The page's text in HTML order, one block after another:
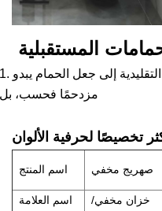
المستقبلية
1. لا تؤدي خزانات المياه والمراحيض التقليدية إلى جعل الحمام يبدو
مزدحمًا فحسب، بل
تخصيصًا لحرفية الألوان
اسم المنتج صهريج مخفي
اسم العلامة
خزان مخفي/